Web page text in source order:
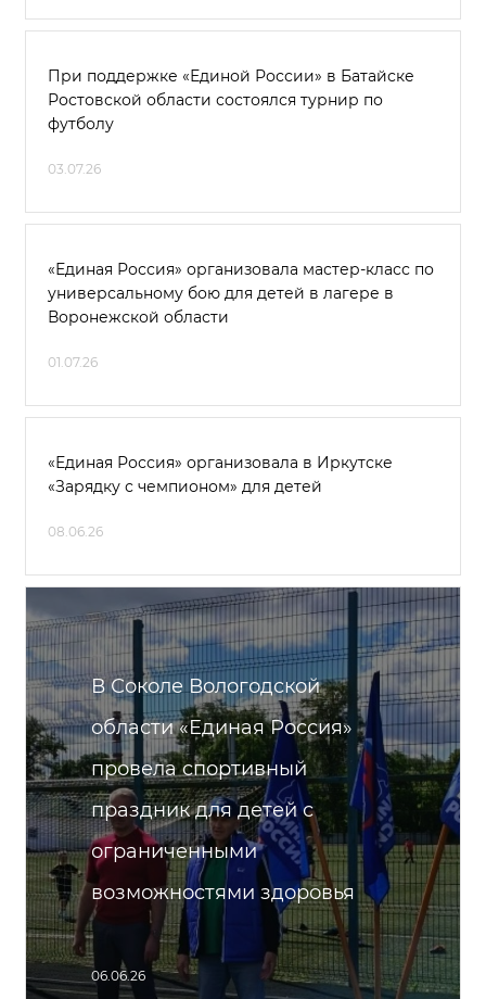
При поддержке «Единой России» в Батайске
Ростовской области состоялся турнир по
футболу
03.07.26
«Единая Россия» организовала мастер-класс по
универсальному бою для детей в лагере в
Воронежской области
01.07.26
«Единая Россия» организовала в Иркутске
«Зарядку с чемпионом» для детей
08.06.26
В Соколе Вологодской
области «Единая Россия»
провела спортивный
праздник для детей с
ограниченными
возможностями здоровья
06.06.26